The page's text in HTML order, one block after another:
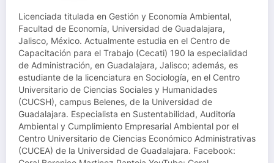
Licenciada titulada en Gestión y Economía Ambiental,
Facultad de Economía, Universidad de Guadalajara,
Jalisco, México. Actualmente estudia en el Centro de
Capacitación para el Trabajo (Cecati) 190 la especialidad
de Administración, en Guadalajara, Jalisco; además, es
estudiante de la licenciatura en Sociología, en el Centro
Universitario de Ciencias Sociales y Humanidades
(CUCSH), campus Belenes, de la Universidad de
Guadalajara. Especialista en Sustentabilidad, Auditoría
Ambiental y Cumplimiento Empresarial Ambiental por el
Centro Universitario de Ciencias Económico Administrativas
(CUCEA) de la Universidad de Guadalajara. Facebook: